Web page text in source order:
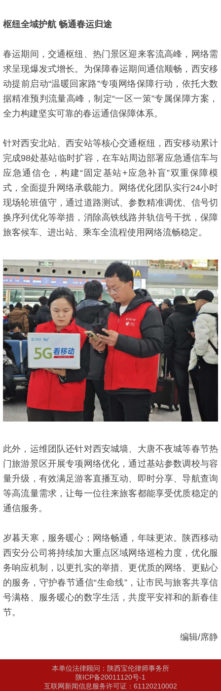
枢纽全域护航 畅通春运归途
春运期间，交通枢纽、热门景区迎来客流高峰，网络需
求呈现爆发式增长。为保障春运期间通信顺畅，西安移
动提前启动“温暖回家路”专项网络保障行动，依托大数
据精准预判流量高峰，制定“一区一策”专属保障方案，
全力构建坚实可靠的春运通信保障体系。
针对西安北站、西安站等核心交通枢纽，西安移动累计
完成98处基站临时扩容，在车站周边部署应急通信车与
应急通信仓，构建“固定基站+应急补盲”双重保障模
式，全面提升网络承载能力。网络优化团队实行24小时
现场轮班值守，通过道路测试、参数精准调优、信号切
换序列优化等举措，消除高铁线路并轨信号干扰，保障
旅客候车、进出站、乘车全流程使用网络流畅稳定。
此外，运维团队还针对西安城墙、大唐不夜城等春节热
门旅游景区开展专项网络优化，通过基站参数调校与容
量升级，有效满足游客直播互动、即时分享、导航查询
等高流量需求，让每一位往来旅客都能享受优质稳定的
通信服务。
岁暮天寒，服务暖心；网络畅通，年味更浓。陕西移动
西安分公司将持续加大重点区域网络巡检力度，优化服
务响应机制，以更扎实的举措、更优质的网络、更贴心
的服务，守护春节通信“生命线”，让市民与旅客共享信
号满格、服务暖心的数字生活，共度平安祥和的新春佳
节。
编辑/席静
本单位法律顾问：陕西宝伦律师事务所
陕ICP备20011120号-1
互联网新闻信息服务许可证：61120210002